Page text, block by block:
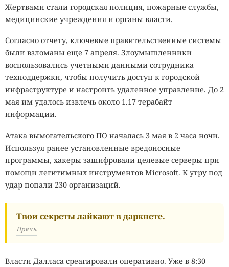
Жертвами стали городская полиция, пожарные службы,
медицинские учреждения и органы власти.
Согласно отчету, ключевые правительственные системы
были взломаны еще 7 апреля. Злоумышленники
воспользовались учетными данными сотрудника
техподдержки, чтобы получить доступ к городской
инфраструктуре и настроить удаленное управление. До 2
мая им удалось извлечь около 1.17 терабайт
информации.
Атака вымогательского ПО началась 3 мая в 2 часа ночи.
Используя ранее установленные вредоносные
программы, хакеры зашифровали целевые серверы при
помощи легитимных инструментов Microsoft. К утру под
удар попали 230 организаций.
Твои секреты лайкают в даркнете.
Прячь.
Власти Далласа среагировали оперативно. Уже в 8:30